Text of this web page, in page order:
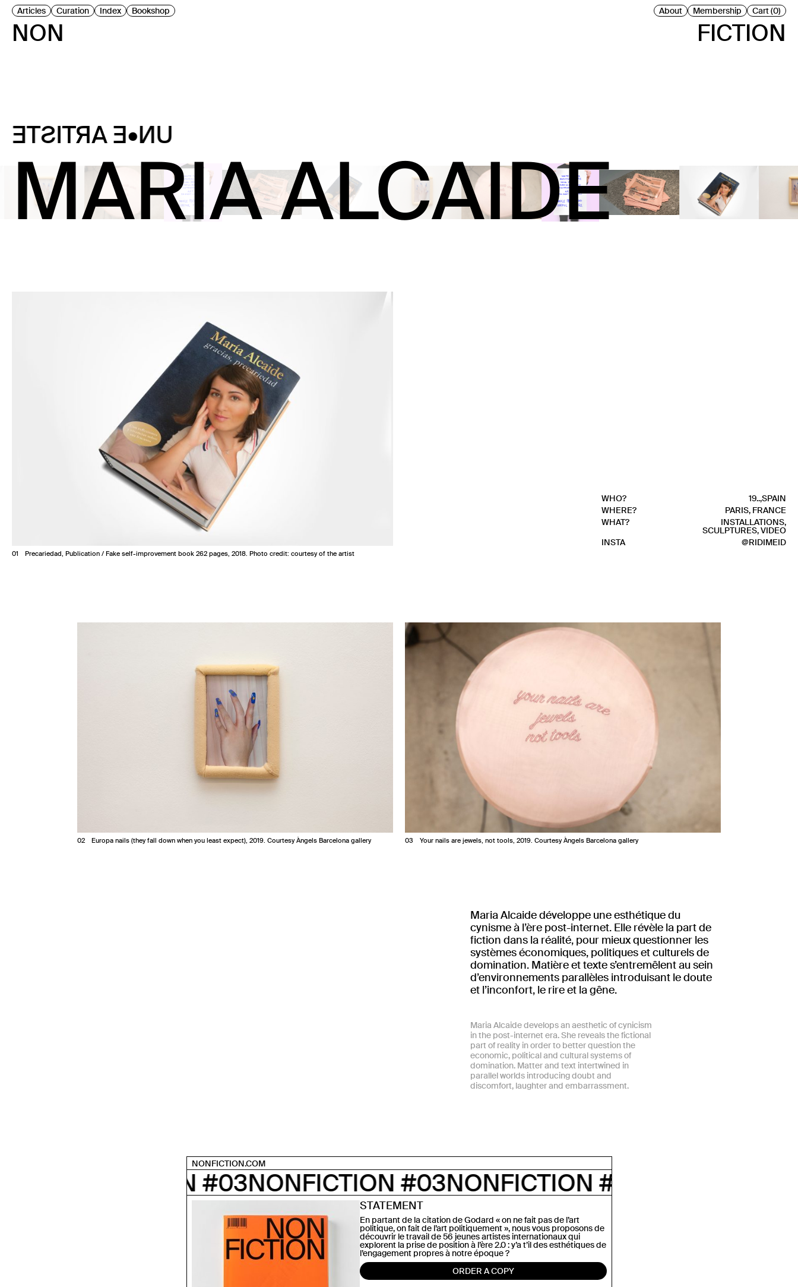
NON FICTION
Articles Curation Index Bookshop About Membership Cart (0)
UN•E ARTISTE
MARIA ALCAIDE
1 Precariedad, Publication / Fake self-improvement book 262 pages, 2018. Photo credit: courtesy of the artist
WHO?
19..,SPAIN
WHERE?
PARIS, FRANCE
WHAT?
INSTALLATIONS,
SCULPTURES, VIDEO
INSTA
@RIDIMEID
2 Europa nails (they fall down when you least expect), 2019. Courtesy Àngels Barcelona gallery 3 Your nails are jewels, not tools, 2019. Courtesy Àngels Barcelona gallery
Maria Alcaide développe une esthétique du
cynisme à l’ère post-internet. Elle révèle la part de
fiction dans la réalité, pour mieux questionner les
systèmes économiques, politiques et culturels de
domination. Matière et texte s’entremêlent au sein
d’environnements parallèles introduisant le doute
et l’inconfort, le rire et la gêne.
Maria Alcaide develops an aesthetic of cynicism
in the post-internet era. She reveals the fictional
part of reality in order to better question the
economic, political and cultural systems of
domination. Matter and text intertwined in
parallel worlds introducing doubt and
discomfort, laughter and embarrassment.
NONFICTION.COM
NONFICTION #03NONFICTION #03NONFICTION #03
STATEMENT
En partant de la citation de Godard « on ne fait pas de l’art
politique, on fait de l’art politiquement », nous vous proposons de
découvrir le travail de 56 jeunes artistes internationaux qui
explorent la prise de position à l’ère 2.0 : y’a t’il des esthétiques de
l’engagement propres à notre époque ?
ORDER A COPY